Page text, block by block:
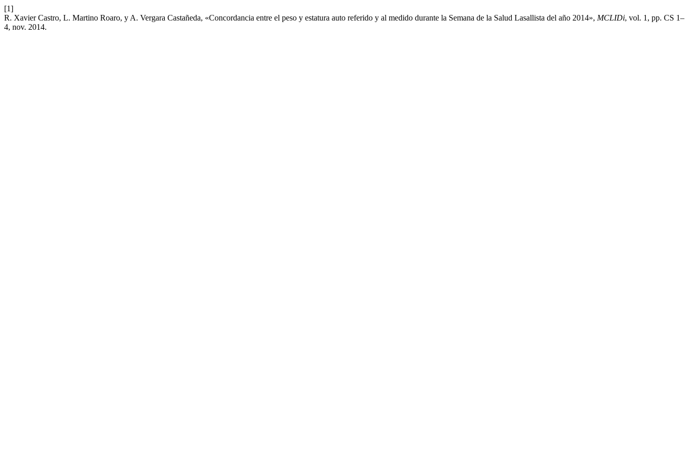
[1]
R. Xavier Castro, L. Martino Roaro, y A. Vergara Castañeda, «Concordancia entre el peso y estatura auto referido y al medido durante la Semana de la Salud Lasallista del año 2014», MCLIDi, vol. 1, pp. CS 1–
4, nov. 2014.